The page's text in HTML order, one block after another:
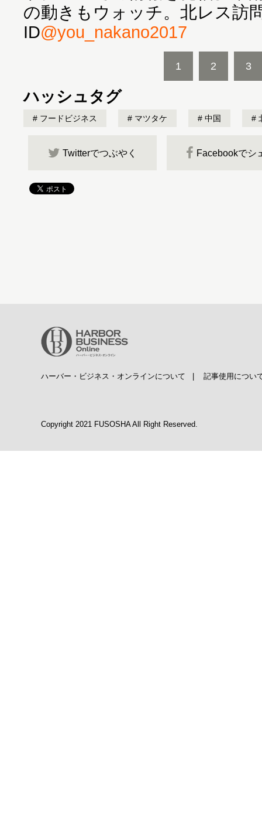
の動きもウォッチ。北レス訪
ID@you_nakano2017
1 2 3
ハッシュタグ
フードビジネス マツタケ 中国
Twitterでつぶやく Facebookでシ
ハーバー・ビジネス・オンラインについて 記事使用につい
Copyright 2021 FUSOSHA All Right Reserved.